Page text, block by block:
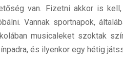
van. Fizetni akkor is
Vannak sportnapok,
musicaleket szoktak
és ilyenkor egy hétig